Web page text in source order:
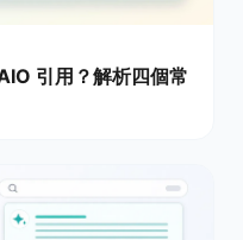
引用？解析四個常